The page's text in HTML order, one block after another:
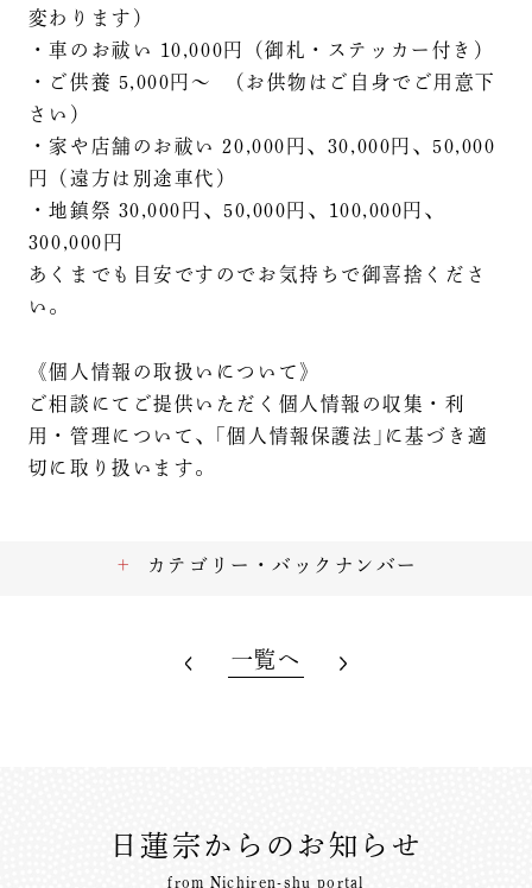
変わります）
・車のお祓い 10,000円（御札・ステッカー付き）
・ご供養 5,000円〜 （お供物はご自身でご用意下
さい）
・家や店舗のお祓い 20,000円、30,000円、50,000
円（遠方は別途車代）
・地鎮祭 30,000円、50,000円、100,000円、
300,000円
あくまでも目安ですのでお気持ちで御喜捨くださ
い。
《個人情報の取扱いについて》
ご相談にてご提供いただく個人情報の収集・利
用・管理について、｢個人情報保護法｣に基づき適
切に取り扱います。
カテゴリー・バックナンバー
一覧へ
日蓮宗からのお知らせ
from Nichiren-shu portal